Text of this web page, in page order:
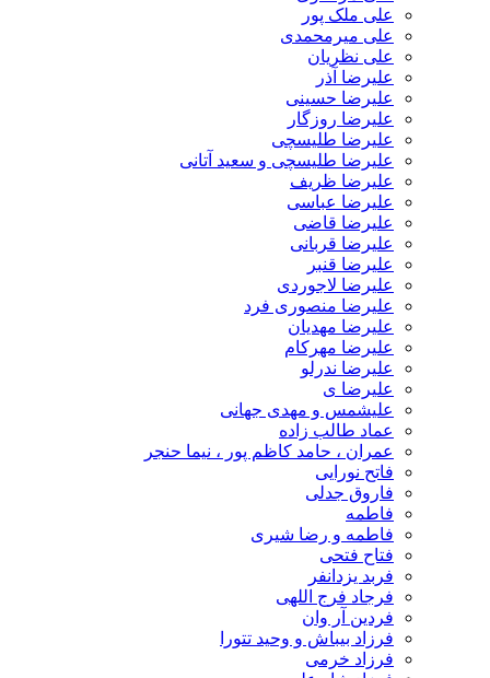
علی ملک پور
علی میرمحمدی
علی نظریان
علیرضا آذر
علیرضا حسینی
علیرضا روزگار
علیرضا طلیسچی
علیرضا طلیسچی و سعید آتانی
علیرضا ظریف
علیرضا عباسی
علیرضا قاضی
علیرضا قربانی
علیرضا قنبر
علیرضا لاجوردی
علیرضا منصوری فرد
علیرضا مهدیان
علیرضا مهرکام
علیرضا ندرلو
علیرضا ی
علیشمس و مهدی جهانی
عماد طالب زاده
عمران ، حامد کاظم پور ، نیما حنجر
فاتح نورایی
فاروق جدلی
فاطمه
فاطمه و رضا شیری
فتاح فتحی
فربد یزدانفر
فرجاد فرج اللهی
فردین آر وان
فرزاد بیباش و وحید تتورا
فرزاد خرمی